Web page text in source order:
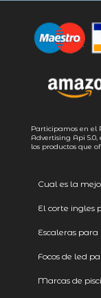
Participamos en el
Advertising Api 5.0,
los productos que
Cual es la
El corte ingles
Escaleras
Focos de led
Marcas de